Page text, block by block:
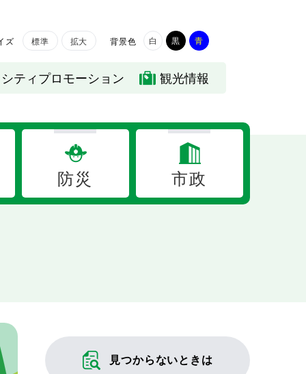
ズ 標準 拡大 背景色 白 黒 青
シティプロモーション 観光情報
防災 市政
見つからないときは